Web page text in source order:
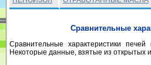
Сравнительные
Сравнительные характеристики
Некоторые данные, взятые из открытых